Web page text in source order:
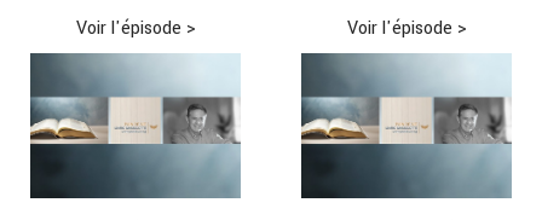
Voir l'épisode > Voir l'épisode >